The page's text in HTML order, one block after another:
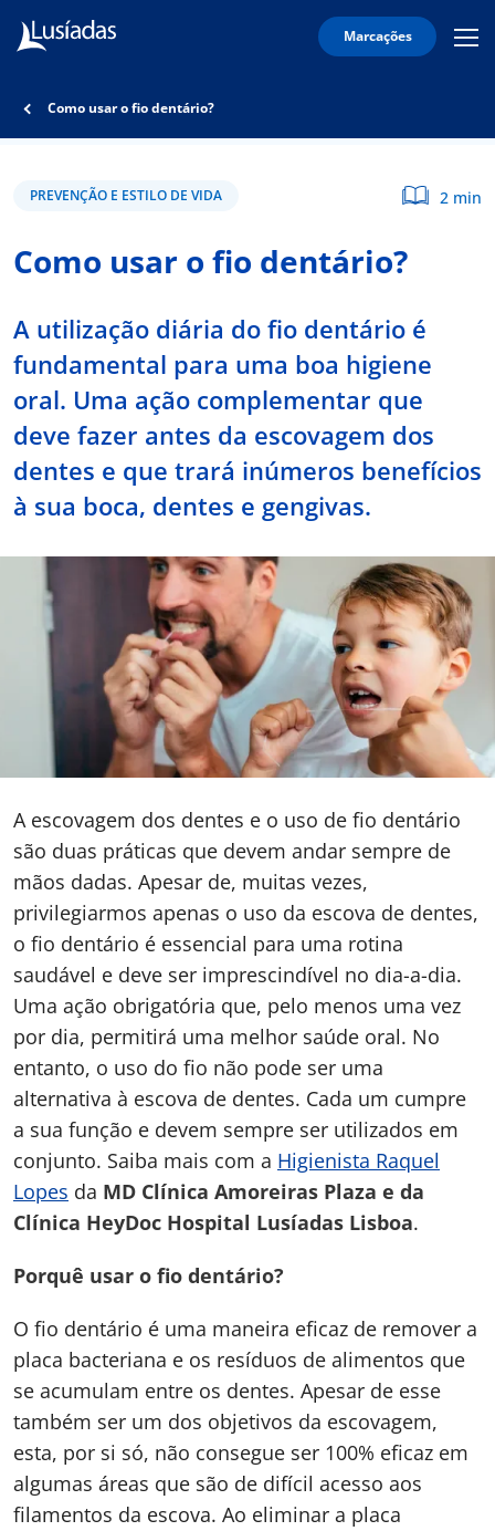
Marcações
Lusíadas
Hospitais
Corpo
Especialidades
a nós
Como usar o fio dentário?
PREVENÇÃO E ESTILO DE VIDA 2 min
Como usar o fio dentário?
A utilização diária do fio dentário é
fundamental para uma boa higiene
oral. Uma ação complementar que
deve fazer antes da escovagem dos
dentes e que trará inúmeros benefícios
à sua boca, dentes e gengivas.
A escovagem dos dentes e o uso de fio dentário
são duas práticas que devem andar sempre de
mãos dadas. Apesar de, muitas vezes,
privilegiarmos apenas o uso da escova de dentes,
o fio dentário é essencial para uma rotina
saudável e deve ser imprescindível no dia-a-dia.
Uma ação obrigatória que, pelo menos uma vez
por dia, permitirá uma melhor saúde oral. No
entanto, o uso do fio não pode ser uma
alternativa à escova de dentes. Cada um cumpre
a sua função e devem sempre ser utilizados em
conjunto. Saiba mais com a Higienista Raquel
Lopes da MD Clínica Amoreiras Plaza e da
Clínica HeyDoc Hospital Lusíadas Lisboa.
Porquê usar o fio dentário?
O fio dentário é uma maneira eficaz de remover a
placa bacteriana e os resíduos de alimentos que
se acumulam entre os dentes. Apesar de esse
também ser um dos objetivos da escovagem,
esta, por si só, não consegue ser 100% eficaz em
algumas áreas que são de difícil acesso aos
filamentos da escova. Ao eliminar a placa